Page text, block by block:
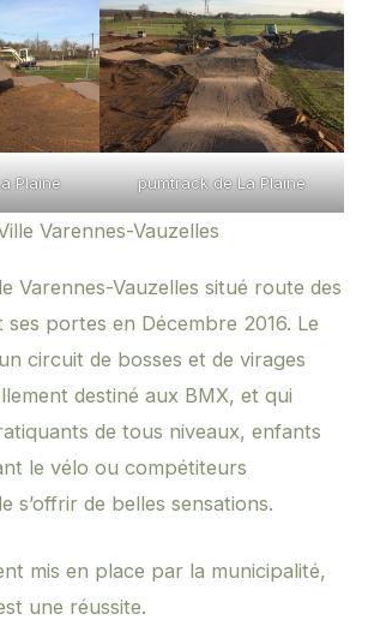
Plaine pumtrack de La Plaine
Varennes-Vauzelles
Varennes-Vauzelles situé route des
portes en Décembre 2016. Le
circuit de bosses et de virages
destiné aux BMX, et qui
de tous niveaux, enfants
le vélo ou compétiteurs
s’offrir de belles sensations.
mis en place par la municipalité,
une réussite.